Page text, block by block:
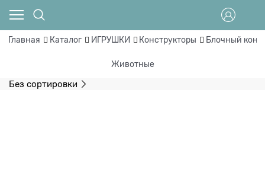
Главная Каталог ИГРУШКИ Конструкторы Блочный
Животные
Без сортировки